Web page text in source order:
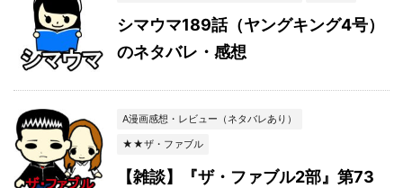
シマウマ189話（ヤングキング4号）
のネタバレ・感想
A漫画感想・レビュー（ネタバレあり）
★★ザ・ファブル
【雑談】『ザ・ファブル2部』第73